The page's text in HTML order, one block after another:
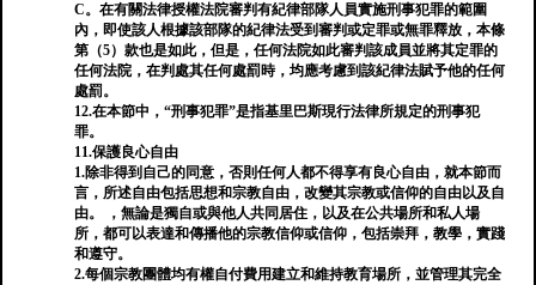
C。在有關法律授權法院審判有紀律部隊人員實施刑事犯罪的範圍
內，即使該人根據該部隊的紀律法受到審判或定罪或無罪釋放，本條
第（5）款也是如此，但是，任何法院如此審判該成員並將其定罪的
任何法院，在判處其任何處罰時，均應考慮到該紀律法賦予他的任何
處罰。
12.在本節中，“刑事犯罪”是指基里巴斯現行法律所規定的刑事犯
罪。
11.保護良心自由
1.除非得到自己的同意，否則任何人都不得享有良心自由，就本節而
言，所述自由包括思想和宗教自由，改變其宗教或信仰的自由以及自
由。 ，無論是獨自或與他人共同居住，以及在公共場所和私人場
所，都可以表達和傳播他的宗教信仰或信仰，包括崇拜，教學，實踐
和遵守。
2.每個宗教團體均有權自付費用建立和維持教育場所，並管理其完全